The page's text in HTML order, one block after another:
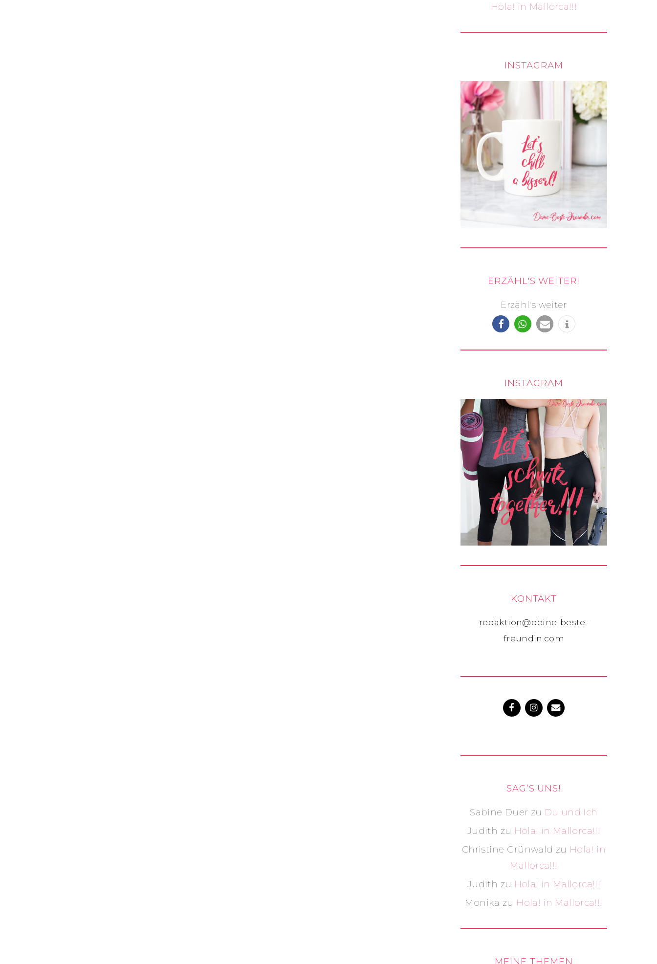
Hola! in Mallorca!!!
INSTAGRAM
ERZÄHL'S WEITER!
Erzähl's weiter
INSTAGRAM
KONTAKT
redaktion@deine-beste-
freundin.com
SAG’S UNS!
Sabine Duer zu Du und Ich
Judith zu Hola! in Mallorca!!!
Christine Grünwald zu Hola! in
Mallorca!!!
Judith zu Hola! in Mallorca!!!
Monika zu Hola! in Mallorca!!!
MEINE THEMEN